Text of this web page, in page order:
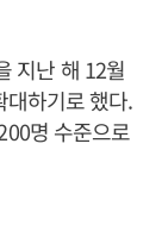
지난 해 12월
하기로 했다.
명 수준으로